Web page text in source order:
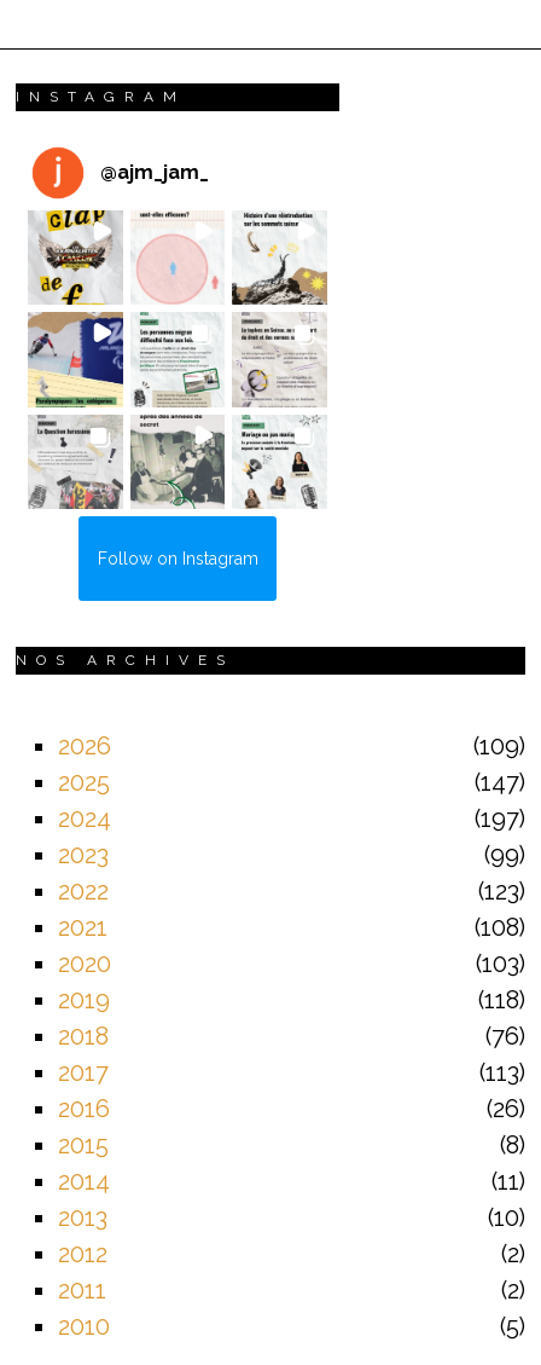
INSTAGRAM
@ajm_jam_
Follow on Instagram
NOS ARCHIVES
2026
109
2025
147
2024
197
2023
99
2022
123
2021
108
2020
103
2019
118
2018
76
2017
113
2016
26
2015
8
2014
11
2013
10
2012
2
2011
2
2010
5